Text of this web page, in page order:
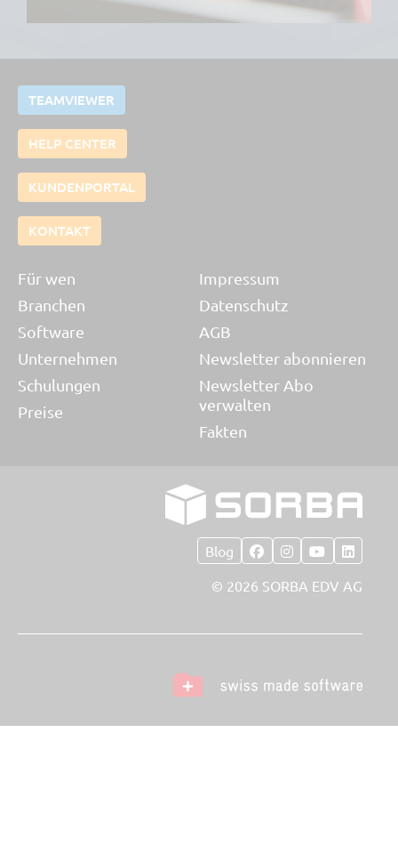
TEAMVIEWER
HELP CENTER
KUNDENPORTAL
KONTAKT
Für wen
Branchen
Software
Unternehmen
Schulungen
Preise
Impressum
Datenschutz
AGB
Newsletter abonnieren
Newsletter Abo
verwalten
Fakten
Blog
© 2026 SORBA EDV AG